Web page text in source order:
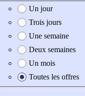
Date de création de l'offre
Un jour
Trois jours
Une semaine
Deux semaines
Un mois
Toutes les offres